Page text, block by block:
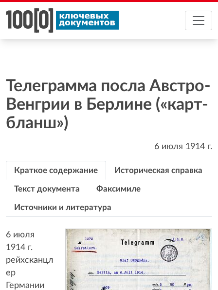
Телеграмма посла Австро-
Венгрии в Берлине («карт-
бланш»)
6 июля 1914 г.
Краткое содержание Историческая справка
Текст документа Факсимиле
Источники и литература
6 июля
1914 г.
рейхсканцл
ер
Германии